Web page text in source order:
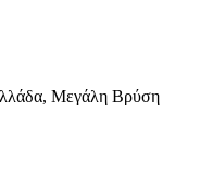
Μεγάλη Βρύση